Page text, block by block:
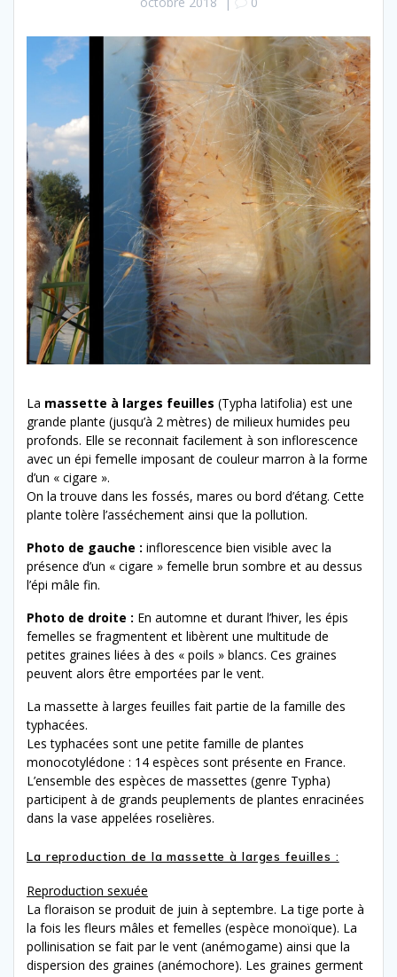
La massette à larges feuilles (Typha latifolia) est une
grande plante (jusqu’à 2 mètres) de milieux humides peu
profonds. Elle se reconnait facilement à son inflorescence
avec un épi femelle imposant de couleur marron à la forme
d’un « cigare ».
On la trouve dans les fossés, mares ou bord d’étang. Cette
plante tolère l’asséchement ainsi que la pollution.
Photo de gauche : inflorescence bien visible avec la
présence d’un « cigare » femelle brun sombre et au dessus
l’épi mâle fin.
Photo de droite : En automne et durant l’hiver, les épis
femelles se fragmentent et libèrent une multitude de
petites graines liées à des « poils » blancs. Ces graines
peuvent alors être emportées par le vent.
La massette à larges feuilles fait partie de la famille des
typhacées.
Les typhacées sont une petite famille de plantes
monocotylédone : 14 espèces sont présente en France.
L’ensemble des espèces de massettes (genre Typha)
participent à de grands peuplements de plantes enracinées
dans la vase appelées roselières.
La reproduction de la massette à larges feuilles :
Reproduction sexuée
La floraison se produit de juin à septembre. La tige porte à
la fois les fleurs mâles et femelles (espèce monoïque). La
pollinisation se fait par le vent (anémogame) ainsi que la
dispersion des graines (anémochore). Les graines germent